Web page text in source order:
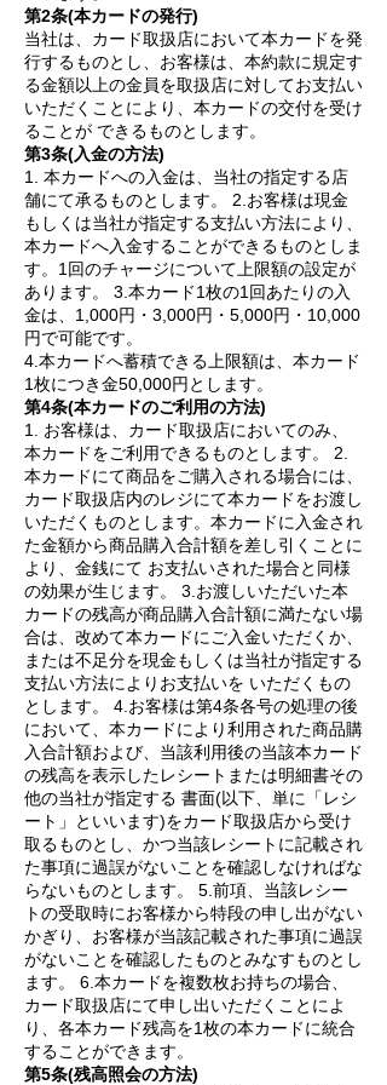
第2条(本カードの発行)
当社は、カード取扱店において本カードを発
行するものとし、お客様は、本約款に規定す
る金額以上の金員を取扱店に対してお支払い
いただくことにより、本カードの交付を受け
ることが できるものとします。
第3条(入金の方法)
1. 本カードへの入金は、当社の指定する店
舗にて承るものとします。 2.お客様は現金
もしくは当社が指定する支払い方法により、
本カードへ入金することができるものとしま
す。1回のチャージについて上限額の設定が
あります。 3.本カード1枚の1回あたりの入
金は、1,000円・3,000円・5,000円・10,000
円で可能です。
4.本カードへ蓄積できる上限額は、本カード
1枚につき金50,000円とします。
第4条(本カードのご利用の方法)
1. お客様は、カード取扱店においてのみ、
本カードをご利用できるものとします。 2.
本カードにて商品をご購入される場合には、
カード取扱店内のレジにて本カードをお渡し
いただくものとします。本カードに入金され
た金額から商品購入合計額を差し引くことに
より、金銭にて お支払いされた場合と同様
の効果が生じます。 3.お渡しいただいた本
カードの残高が商品購入合計額に満たない場
合は、改めて本カードにご入金いただくか、
または不足分を現金もしくは当社が指定する
支払い方法によりお支払いを いただくもの
とします。 4.お客様は第4条各号の処理の後
において、本カードにより利用された商品購
入合計額および、当該利用後の当該本カード
の残高を表示したレシートまたは明細書その
他の当社が指定する 書面(以下、単に「レシ
ート」といいます)をカード取扱店から受け
取るものとし、かつ当該レシートに記載され
た事項に過誤がないことを確認しなければな
らないものとします。 5.前項、当該レシー
トの受取時にお客様から特段の申し出がない
かぎり、お客様が当該記載された事項に過誤
がないことを確認したものとみなすものとし
ます。 6.本カードを複数枚お持ちの場合、
カード取扱店にて申し出いただくことによ
り、各本カード残高を1枚の本カードに統合
することができます。
第5条(残高照会の方法)